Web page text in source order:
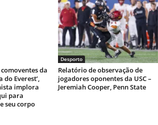
da
do Everest’,
implora
para
seu corpo
Desporto
Relatório de observação de
jogadores oponentes da USC –
Jeremiah Cooper, Penn State